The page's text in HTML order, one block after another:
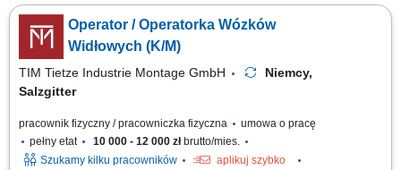
Operator / Operatorka Wózków
Widłowych (K/M)
TIM Tietze Industrie Montage GmbH
Niemcy,
Salzgitter
pracownik fizyczny / pracowniczka fizyczna
umowa o pracę
pełny etat
10 000 - 12 000 złbrutto/mies.
Szukamy kilku pracowników
aplikuj szybko